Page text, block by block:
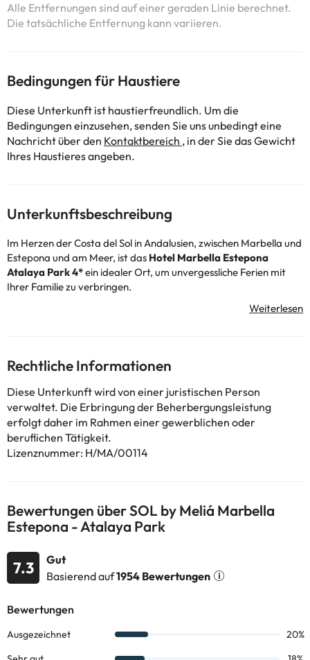
Alle Entfernungen sind auf einer geraden Linie berechnet.
Die tatsächliche Entfernung kann variieren.
Bedingungen für Haustiere
Diese Unterkunft ist haustierfreundlich. Um die
Bedingungen einzusehen, senden Sie uns unbedingt eine
Nachricht über den Kontaktbereich , in der Sie das Gewicht
Ihres Haustieres angeben.
Unterkunftsbeschreibung
Im Herzen der Costa del Sol in Andalusien, zwischen Marbella und
Estepona und am Meer, ist das Hotel Marbella Estepona
Atalaya Park 4*ein idealer Ort, um unvergessliche Ferien mit
Ihrer Familie zu verbringen.
Das Hotel verfügt über eine 24-Stunden-Rezeption, Bar und
Fernseher, Telefon, Safe (gegen Gebühr) und ein komplettes
Badezimmerezimmer mit Dusche oder Badezimmerewanne und
Haartrockner. Außerdem verfügen alle Zimmer über einen
Balkon.
Wenn Sie im Hotel übernachten, können Sie die andalusische
mediterrane Atmosphäre genießen, wenn Sie durch die engen
Gassen und die Häuser mit weißen Fassaden schlendern. In 5 km
Entfernung finden Sie Puerto Banús
genießen, da der Strand nur 100 m vom Strand entfernt ist :-)
Buchen Sie jetzt Ihren Urlaub imHotel Marbella Estepona
Atalaya Park 4*
Sol!
können die Preise direkt in der Einrichtung überprüfen. Diese
Einige der aufgeführten Leistungen können kostenpflichtig sein.
Rechtliche Informationen
Diese Unterkunft wird von einer juristischen Person
verwaltet. Die Erbringung der Beherbergungsleistung
erfolgt daher im Rahmen einer gewerblichen oder
beruflichen Tätigkeit.
Lizenznummer: H/MA/00114
Bewertungen über SOL by Meliá Marbella
Estepona - Atalaya Park
7.3
Gut
Basierend auf1954 Bewertungen